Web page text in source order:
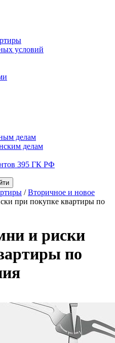
условий
делам
делам
395 ГК РФ
/ Вторичное и новое
при покупке квартиры по
и риски
по